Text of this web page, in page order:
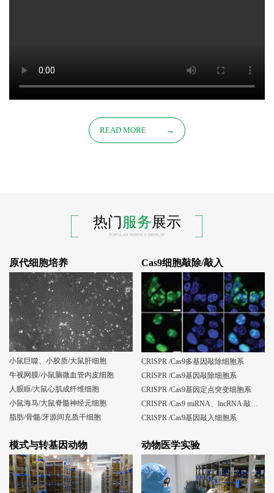
READ MORE →
热门服务展示
POPULAR SERVICE DISPLAY
原代细胞培养
小鼠巨噬、小胶质/大鼠肝细胞
牛视网膜/小鼠脑微血管内皮细胞
人眼眶/大鼠心肌成纤维细胞
小鼠海马/大鼠脊髓神经元细胞
脂肪/骨髓/牙源间充质干细胞
Cas9细胞敲除/敲入
CRISPR /Cas9多基因敲除细胞系
CRISPR /Cas9基因敲除细胞系
CRISPR /Cas9基因定点突变细胞系
CRISPR /Cas9基因敲入细胞系
模式与转基因动物 动物医学实验